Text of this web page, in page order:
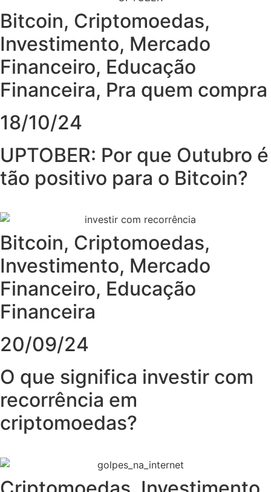
Bitcoin, Criptomoedas,
Investimento, Mercado
Financeiro, Educação
Financeira, Pra quem compra
18/10/24
UPTOBER: Por que Outubro é
tão positivo para o Bitcoin?
Bitcoin, Criptomoedas,
Investimento, Mercado
Financeiro, Educação
Financeira
20/09/24
O que significa investir com
recorrência em
criptomoedas?